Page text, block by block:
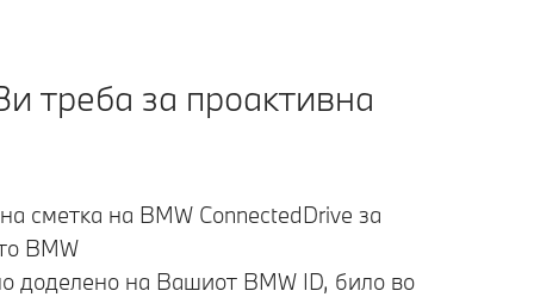
треба за проактивна
сметка на BMW ConnectedDrive за
BMW
доделено на Вашиот BMW ID, било во